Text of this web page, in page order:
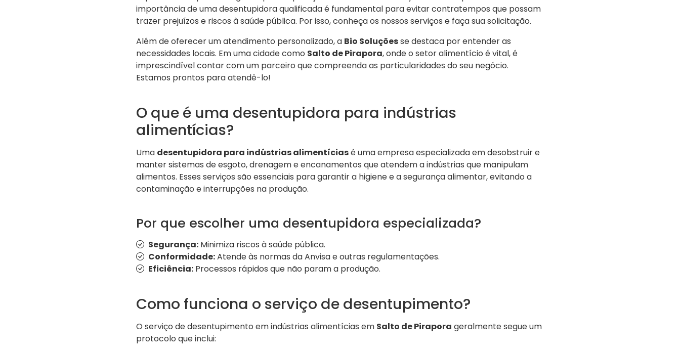
importância de uma desentupidora qualificada é fundamental para evitar contratempos que possam
trazer prejuízos e riscos à saúde pública. Por isso, conheça os nossos serviços e faça sua solicitação.
Além de oferecer um atendimento personalizado, a Bio Soluçõesse destaca por entender as
necessidades locais. Em uma cidade como Salto de Pirapora, onde o setor alimentício é vital, é
imprescindível contar com um parceiro que compreenda as particularidades do seu negócio.
Estamos prontos para atendê-lo!
O que é uma desentupidora para indústrias
alimentícias?
Uma desentupidora para indústrias alimentíciasé uma empresa especializada em desobstruir e
manter sistemas de esgoto, drenagem e encanamentos que atendem a indústrias que manipulam
alimentos. Esses serviços são essenciais para garantir a higiene e a segurança alimentar, evitando a
contaminação e interrupções na produção.
Por que escolher uma desentupidora especializada?
Segurança:Minimiza riscos à saúde pública.
Conformidade:Atende às normas da Anvisa e outras regulamentações.
Eficiência:Processos rápidos que não param a produção.
Como funciona o serviço de desentupimento?
O serviço de desentupimento em indústrias alimentícias em Salto de Pirapora geralmente segue um
protocolo que inclui: